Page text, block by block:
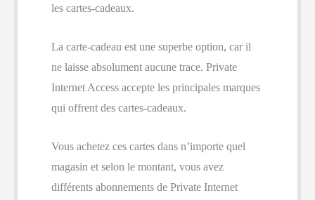
les cartes-cadeaux.
La carte-cadeau est une superbe option, car il
ne laisse absolument aucune trace. Private
Internet Access accepte les principales marques
qui offrent des cartes-cadeaux.
Vous achetez ces cartes dans n’importe quel
magasin et selon le montant, vous avez
différents abonnements de Private Internet